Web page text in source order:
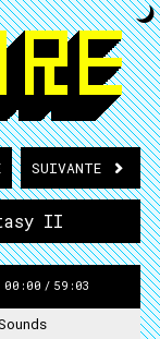
SUIVANTE
II
00:00 / 59:03